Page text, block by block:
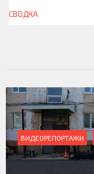
ВЧЕРА, 13:00
СВОДКА
ВИДЕОРЕПОРТАЖИ